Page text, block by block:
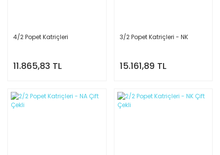
4/2 Popet Katriçleri
11.865,83 TL
3/2 Popet Katriçleri - NK
15.161,89 TL